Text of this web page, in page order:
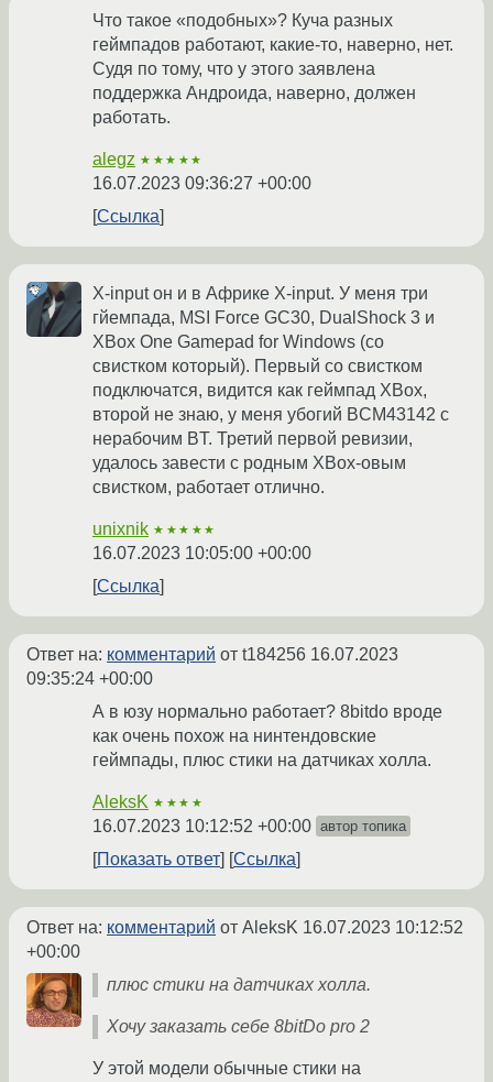
Что такое «подобных»? Куча разных
геймпадов работают, какие-то, наверно, нет.
Судя по тому, что у этого заявлена
поддержка Андроида, наверно, должен
работать.
alegz ★★★★★
16.07.2023 09:36:27 +00:00
Ссылка
X-input он и в Африке X-input. У меня три
гйемпада, MSI Force GC30, DualShock 3 и
XBox One Gamepad for Windows (со
свистком который). Первый со свистком
подключатся, видится как геймпад XBox,
второй не знаю, у меня убогий BCM43142 с
нерабочим BT. Третий первой ревизии,
удалось завести с родным XBox-овым
свистком, работает отлично.
unixnik ★★★★★
16.07.2023 10:05:00 +00:00
Ссылка
Ответ на: комментарий от t184256 16.07.2023
09:35:24 +00:00
А в юзу нормально работает? 8bitdo вроде
как очень похож на нинтендовские
геймпады, плюс стики на датчиках холла.
AleksK ★★★★
16.07.2023 10:12:52 +00:00 автор топика
Показать ответ Ссылка
Ответ на: комментарий от AleksK 16.07.2023 10:12:52
+00:00
плюс стики на датчиках холла.
Хочу заказать себе 8bitDo pro 2
У этой модели обычные стики на